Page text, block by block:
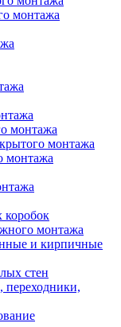
монтажа
монтажа
монтажа
монтажа
коробок
монтажа
и кирпичные
стен
переходники,